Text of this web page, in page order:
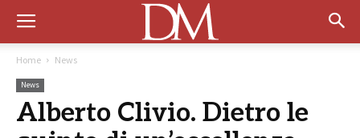
Home News
News
Alberto Clivio. Dietro le